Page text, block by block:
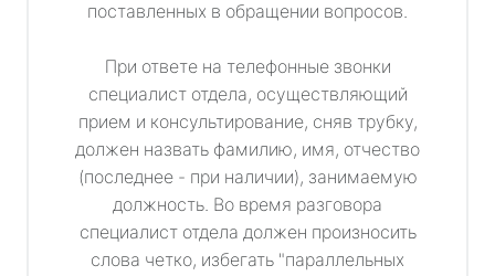
поставленных в обращении вопросов.
При ответе на телефонные звонки
специалист отдела, осуществляющий
прием и консультирование, сняв трубку,
должен назвать фамилию, имя, отчество
(последнее - при наличии), занимаемую
должность. Во время разговора
специалист отдела должен произносить
слова четко, избегать "параллельных